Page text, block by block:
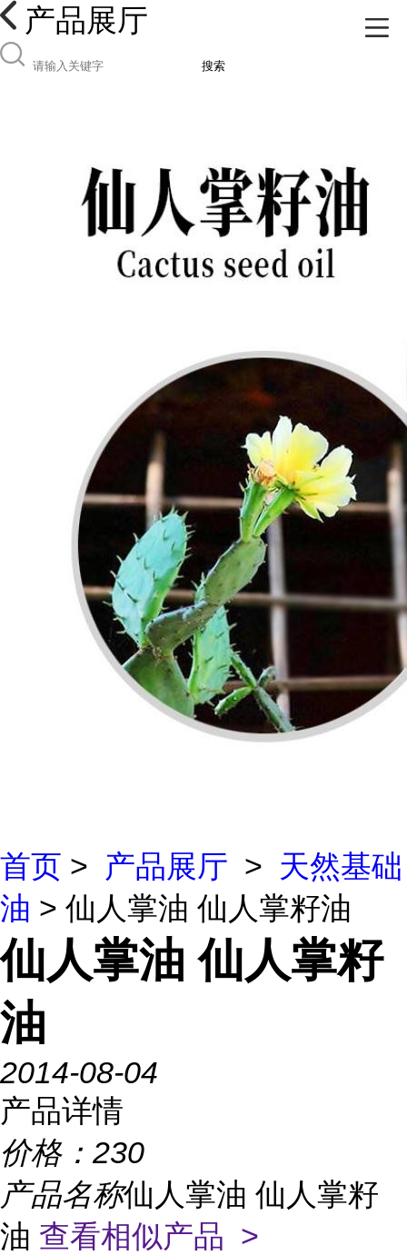
产品展厅
搜索
首页 > 产品展厅 > 天然基础
油 > 仙人掌油 仙人掌籽油
仙人掌油 仙人掌籽
油
2014-08-04
产品详情
价格： 230
产品名称仙人掌油 仙人掌籽
油 查看相似产品 >